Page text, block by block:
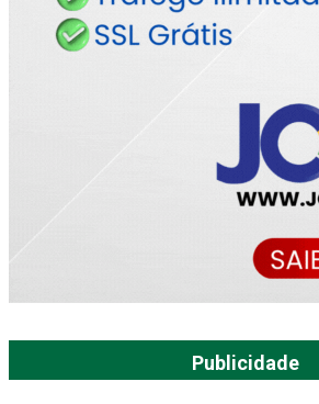
Publicidade